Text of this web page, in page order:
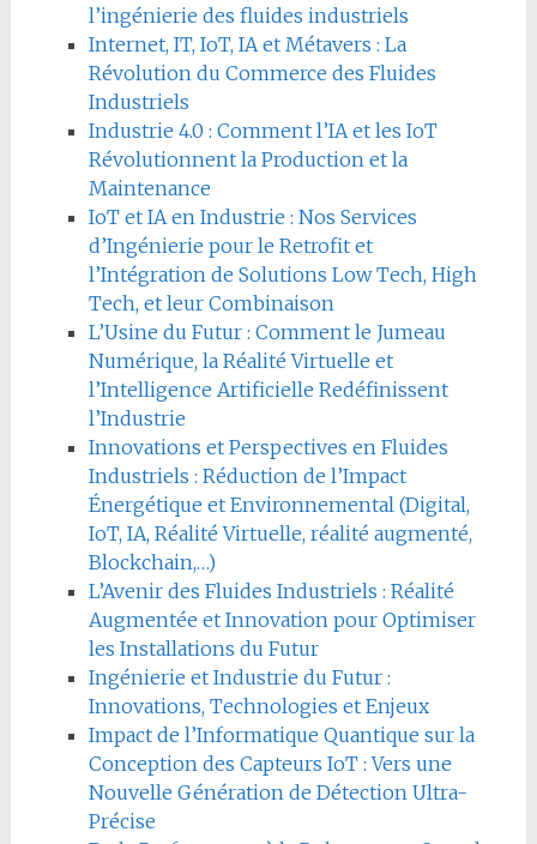
l’ingénierie des fluides industriels
Internet, IT, IoT, IA et Métavers : La
Révolution du Commerce des Fluides
Industriels
Industrie 4.0 : Comment l’IA et les IoT
Révolutionnent la Production et la
Maintenance
IoT et IA en Industrie : Nos Services
d’Ingénierie pour le Retrofit et
l’Intégration de Solutions Low Tech, High
Tech, et leur Combinaison
L’Usine du Futur : Comment le Jumeau
Numérique, la Réalité Virtuelle et
l’Intelligence Artificielle Redéfinissent
l’Industrie
Innovations et Perspectives en Fluides
Industriels : Réduction de l’Impact
Énergétique et Environnemental (Digital,
IoT, IA, Réalité Virtuelle, réalité augmenté,
Blockchain,…)
L’Avenir des Fluides Industriels : Réalité
Augmentée et Innovation pour Optimiser
les Installations du Futur
Ingénierie et Industrie du Futur :
Innovations, Technologies et Enjeux
Impact de l’Informatique Quantique sur la
Conception des Capteurs IoT : Vers une
Nouvelle Génération de Détection Ultra-
Précise